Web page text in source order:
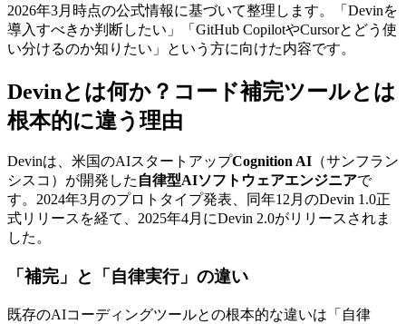
2026年3月時点の公式情報に基づいて整理します。「Devinを
導入すべきか判断したい」「GitHub CopilotやCursorとどう使
い分けるのか知りたい」という方に向けた内容です。
Devinとは何か？コード補完ツールとは
根本的に違う理由
Devinは、米国のAIスタートアップCognition AI （サンフラン
シスコ）が開発した 自律型AIソフトウェアエンジニアで
す。2024年3月のプロトタイプ発表、同年12月のDevin 1.0正
式リリースを経て、2025年4月にDevin 2.0がリリースされま
した。
「補完」と「自律実行」の違い
既存のAIコーディングツールとの根本的な違いは「自律